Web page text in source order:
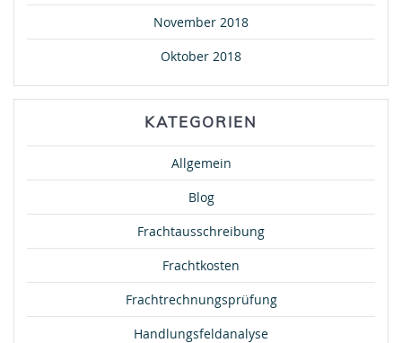
November 2018
Oktober 2018
KATEGORIEN
Allgemein
Blog
Frachtausschreibung
Frachtkosten
Frachtrechnungsprüfung
Handlungsfeldanalyse